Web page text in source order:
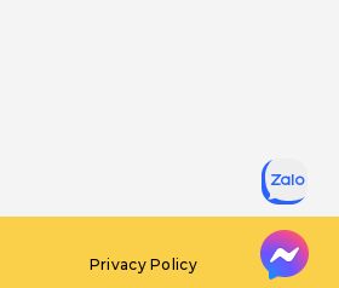
Privacy Policy